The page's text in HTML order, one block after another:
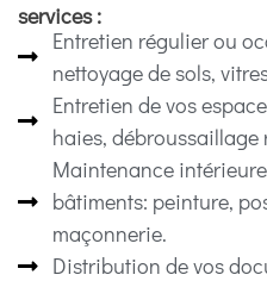
services :
Entretien régulier ou
nettoyage de sols,
Entretien de vos
haies, débroussaillage
Maintenance
bâtiments: peinture,
maçonnerie.
Distribution de vos